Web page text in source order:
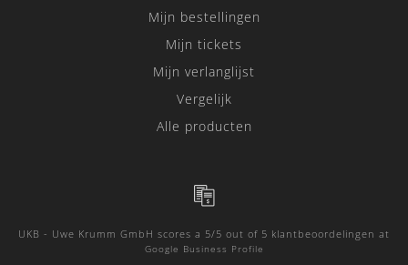
Mijn bestellingen
Mijn tickets
Mijn verlanglijst
Vergelijk
Alle producten
UKB - Uwe Krumm GmbH scores a 5/5 out of 5 klantbeoordelingen at
Google Business Profile